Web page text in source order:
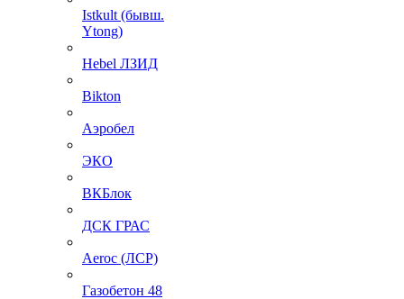
Istkult (бывш.
Ytong)
Hebel ЛЗИД
Bikton
Аэробел
ЭКО
ВКБлок
ДСК ГРАС
Aeroc (ЛСР)
Газобетон 48